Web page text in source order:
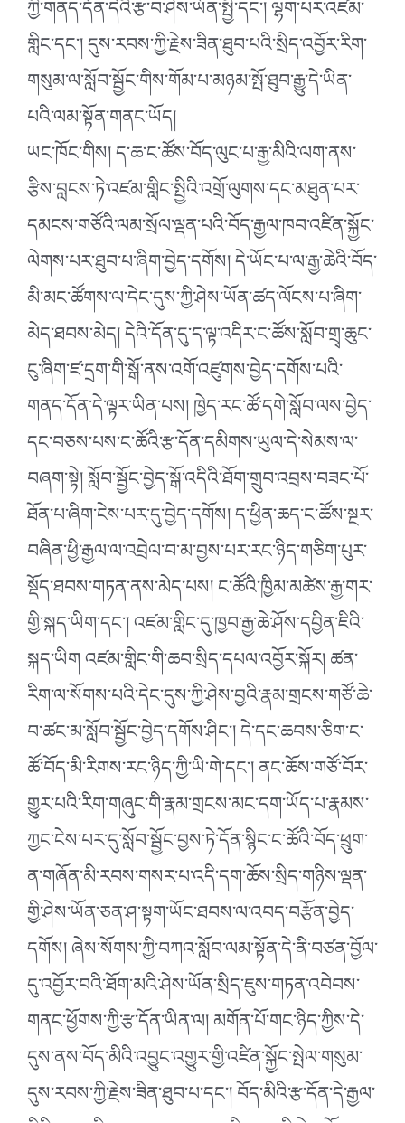
ཀྱི་གནད་དོན་དེའི་རྩ་བ་ཤེས་ཡོན་སྤྱི་དང༌། ལྷག་པར་འཛམ་
གླིང་དང༌། དུས་རབས་ཀྱི་རྗེས་ཟིན་ཐུབ་པའི་སྲིད་འབྱོར་རིག་
གསུམ་ལ་སློབ་སྦྱོང་གིས་གོམ་པ་མཉམ་སྤོ་ཐུབ་རྒྱུ་དེ་ཡིན་
པའི་ལམ་སྟོན་གནང་ཡོད།
ཡང་ཁོང་གིས། ད་ཆ་ང་ཚོས་བོད་ལུང་པ་རྒྱ་མིའི་ལག་ནས་
རྩིས་བླངས་ཏེ་འཛམ་གླིང་སྤྱིའི་འགྲོ་ལུགས་དང་མཐུན་པར་
དམངས་གཙོའི་ལམ་སྲོལ་ལྡན་པའི་བོད་རྒྱལ་ཁབ་འཛིན་སྐྱོང་
ལེགས་པར་ཐུབ་པ་ཞིག་བྱེད་དགོས། དེ་ཡོང་པ་ལ་རྒྱ་ཆེའི་བོད་
མི་མང་ཚོགས་ལ་དེང་དུས་ཀྱི་ཤེས་ཡོན་ཚད་ལོངས་པ་ཞིག་
མེད་ཐབས་མེད། དེའི་དོན་དུ་ད་ལྟ་འདིར་ང་ཚོས་སློབ་གྲྭ་ཆུང་
ངུ་ཞིག་ཛ་དྲག་གི་སྒོ་ནས་འགོ་འཛུགས་བྱེད་དགོས་པའི་
གནད་དོན་དེ་ལྟར་ཡིན་པས། ཁྱེད་རང་ཚོ་དགེ་སློབ་ལས་བྱེད་
དང་བཅས་པས་ང་ཚོའི་རྩ་དོན་དམིགས་ཡུལ་དེ་སེམས་ལ་
བཞག་སྟེ། སློབ་སྦྱོང་བྱེད་སྒོ་འདིའི་ཐོག་གྲུབ་འབྲས་བཟང་པོ་
ཐོན་པ་ཞིག་ངེས་པར་དུ་བྱེད་དགོས། ད་ཕྱིན་ཆད་ང་ཚོས་སྔར་
བཞིན་ཕྱི་རྒྱལ་ལ་འབྲེལ་བ་མ་བྱས་པར་རང་ཉིད་གཅིག་པུར་
སྡོད་ཐབས་གཏན་ནས་མེད་པས། ང་ཚོའི་ཁྱིམ་མཚེས་རྒྱ་གར་
གྱི་སྐད་ཡིག་དང༌། འཛམ་གླིང་དུ་ཁྱབ་རྒྱ་ཆེ་ཤོས་དབྱིན་ཇིའི་
སྐད་ཡིག འཛམ་གླིང་གི་ཆབ་སྲིད་དཔལ་འབྱོར་སྐོར། ཚན་
རིག་ལ་སོགས་པའི་དེང་དུས་ཀྱི་ཤེས་བྱའི་རྣམ་གྲངས་གཙོ་ཆེ་
བ་ཚང་མ་སློབ་སྦྱོང་བྱེད་དགོས་ཤིང༌། དེ་དང་ཆབས་ཅིག་ང་
ཚོ་བོད་མི་རིགས་རང་ཉིད་ཀྱི་ཡི་གེ་དང༌། ནང་ཆོས་གཙོ་བོར་
གྱུར་པའི་རིག་གཞུང་གི་རྣམ་གྲངས་མང་དག་ཡོད་པ་རྣམས་
ཀྱང་ངེས་པར་དུ་སློབ་སྦྱོང་བྱས་ཏེ་དོན་སྙིང་ང་ཚོའི་བོད་ཕྲུག་
ན་གཞོན་མི་རབས་གསར་པ་འདི་དག་ཆོས་སྲིད་གཉིས་ལྡན་
གྱི་ཤེས་ཡོན་ཅན་ཤ་སྟག་ཡོང་ཐབས་ལ་འབད་བརྩོན་བྱེད་
དགོས། ཞེས་སོགས་ཀྱི་བཀའ་སློབ་ལམ་སྟོན་དེ་ནི་བཙན་བྱོལ་
དུ་འབྱོར་བའི་ཐོག་མའི་ཤེས་ཡོན་སྲིད་ཇུས་གཏན་འབེབས་
གནང་ཕྱོགས་ཀྱི་རྩ་དོན་ཡིན་ལ། མགོན་པོ་གང་ཉིད་ཀྱིས་དེ་
དུས་ནས་བོད་མིའི་འབྱུང་འགྱུར་གྱི་འཛིན་སྐྱོང་སྤེལ་གསུམ་
དུས་རབས་ཀྱི་རྗེས་ཟིན་ཐུབ་པ་དང༌། བོད་མིའི་རྩ་དོན་དེ་རྒྱལ་